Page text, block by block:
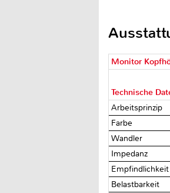
Monitor
Technische
Arbeitsprinzip
Farbe
Wandler
Impedanz
Empfindlichkeit
Belastbarkeit